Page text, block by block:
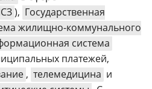
), Государственная
жилищно-коммунального
система
платежей,
, телемедицина и